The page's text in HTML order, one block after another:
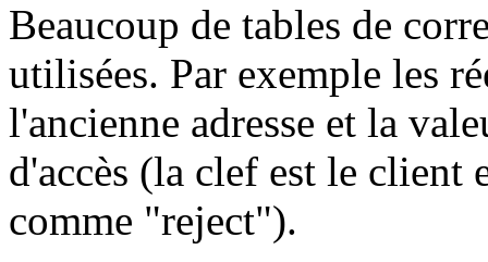
Beaucoup de tables de
utilisées. Par exemple les
l'ancienne adresse et la
d'accès (la clef est le client
comme "reject").